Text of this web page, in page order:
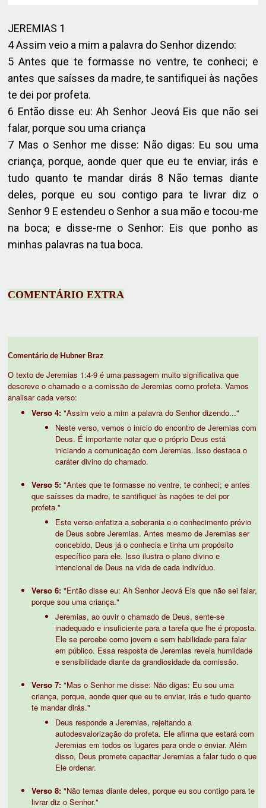
JEREMIAS 1
4 Assim veio a mim a palavra do Senhor dizendo:
5 Antes que te formasse no ventre, te conheci; e
antes que saísses da madre, te santifiquei às nações
te dei por profeta.
6 Então disse eu: Ah Senhor Jeová Eis que não sei
falar, porque sou uma criança
7 Mas o Senhor me disse: Não digas: Eu sou uma
criança, porque, aonde quer que eu te enviar, irás e
tudo quanto te mandar dirás 8 Não temas diante
deles, porque eu sou contigo para te livrar diz o
Senhor 9 E estendeu o Senhor a sua mão e tocou-me
na boca; e disse-me o Senhor: Eis que ponho as
minhas palavras na tua boca.
COMENTÁRIO EXTRA
Comentário de Hubner Braz
O texto de Jeremias 1:4-9 é uma passagem muito significativa que
descreve o chamado e a comissão de Jeremias como profeta. Vamos
analisar cada verso:
Verso 4: "Assim veio a mim a palavra do Senhor dizendo..."
Neste verso, vemos o início do encontro de Jeremias com
Deus. É importante notar que o próprio Deus está
iniciando a comunicação com Jeremias. Isso destaca o
caráter divino do chamado.
Verso 5: "Antes que te formasse no ventre, te conheci; e antes
que saísses da madre, te santifiquei às nações te dei por
profeta."
Este verso enfatiza a soberania e o conhecimento prévio
de Deus sobre Jeremias. Antes mesmo de Jeremias ser
concebido, Deus já o conhecia e tinha um propósito
específico para ele. Isso ilustra o plano divino e
intencional de Deus na vida de cada indivíduo.
Verso 6: "Então disse eu: Ah Senhor Jeová Eis que não sei falar,
porque sou uma criança."
Jeremias, ao ouvir o chamado de Deus, sente-se
inadequado e insuficiente para a tarefa que lhe é proposta.
Ele se percebe como jovem e sem habilidade para falar
em público. Essa resposta de Jeremias revela humildade
e sensibilidade diante da grandiosidade da comissão.
Verso 7: "Mas o Senhor me disse: Não digas: Eu sou uma
criança, porque, aonde quer que eu te enviar, irás e tudo quanto
te mandar dirás."
Deus responde a Jeremias, rejeitando a
autodesvalorização do profeta. Ele afirma que estará com
Jeremias em todos os lugares para onde o enviar. Além
disso, Deus promete capacitar Jeremias a falar tudo o que
Ele ordenar.
Verso 8: "Não temas diante deles, porque eu sou contigo para te
livrar diz o Senhor."